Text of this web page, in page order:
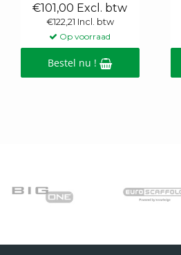
€101,00 Excl. btw
€122,21 Incl. btw
Op voorraad
Bestel nu !